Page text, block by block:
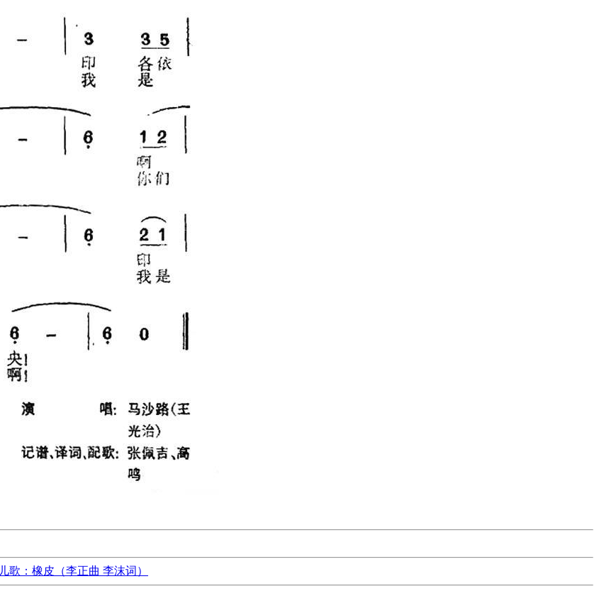
儿歌：橡皮（李正曲 李沫词）